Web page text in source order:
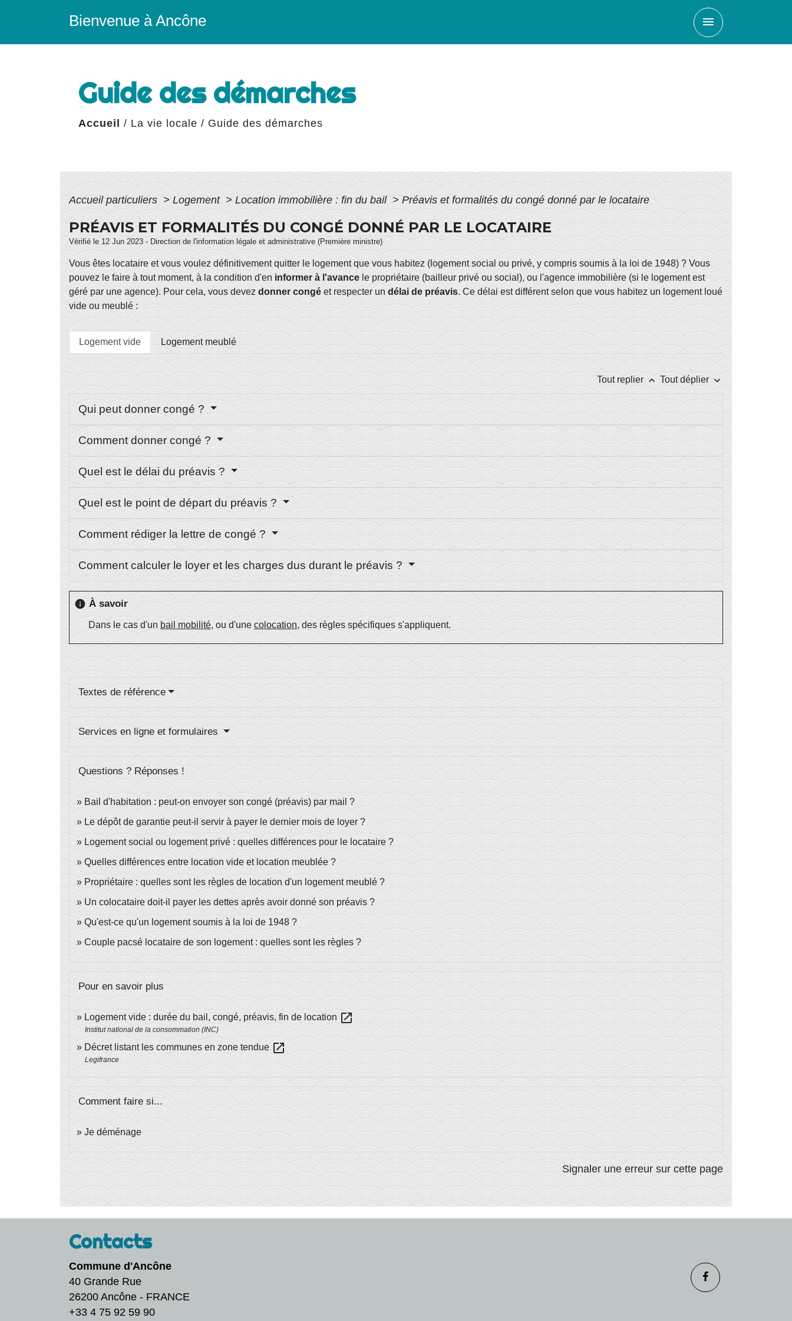
Bienvenue à Ancône menu
Guide des démarches
Accueil / La vie locale / Guide des démarches
Accueil particuliers > Logement > Location immobilière : fin du bail > Préavis et formalités du congé donné par le locataire
PRÉAVIS ET FORMALITÉS DU CONGÉ DONNÉ PAR LE LOCATAIRE
Vérifié le 12 Jun 2023 - Direction de l'information légale et administrative (Première ministre)
Vous êtes locataire et vous voulez définitivement quitter le logement que vous habitez (logement social ou privé, y compris soumis à la loi de 1948) ? Vous
pouvez le faire à tout moment, à la condition d'en informer à l'avance le propriétaire (bailleur privé ou social), ou l'agence immobilière (si le logement est
géré par une agence). Pour cela, vous devez donner congé et respecter un délai de préavis. Ce délai est différent selon que vous habitez un logement loué
vide ou meublé :
Logement vide Logement meublé
Tout replier keyboard_arrow_up Tout déplier keyboard_arrow_down
Qui peut donner congé ?
Comment donner congé ?
Quel est le délai du préavis ?
Quel est le point de départ du préavis ?
Comment rédiger la lettre de congé ?
Comment calculer le loyer et les charges dus durant le préavis ?
info À savoir
Dans le cas d'un bail mobilité, ou d'une colocation, des règles spécifiques s'appliquent.
Textes de référence
Services en ligne et formulaires
Questions ? Réponses !
Bail d'habitation : peut-on envoyer son congé (préavis) par mail ?
Le dépôt de garantie peut-il servir à payer le dernier mois de loyer ?
Logement social ou logement privé : quelles différences pour le locataire ?
Quelles différences entre location vide et location meublée ?
Propriétaire : quelles sont les règles de location d'un logement meublé ?
Un colocataire doit-il payer les dettes après avoir donné son préavis ?
Qu'est-ce qu'un logement soumis à la loi de 1948 ?
Couple pacsé locataire de son logement : quelles sont les règles ?
Pour en savoir plus
Logement vide : durée du bail, congé, préavis, fin de location open_in_new
Institut national de la consommation (INC)
Décret listant les communes en zone tendue open_in_new
Legifrance
Comment faire si...
Je déménage
Signaler une erreur sur cette page
Contacts
Commune d'Ancône
40 Grande Rue
26200 Ancône - FRANCE
+33 4 75 92 59 90